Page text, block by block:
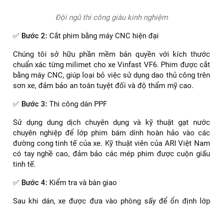
Đội ngũ thi công giàu kinh nghiệm
✅ Bước 2:Cắt phim bằng máy CNC hiện đại
chuẩn xác từng milimet cho xe Vinfast VF6. Phim được cắt
bằng máy CNC, giúp loại bỏ việc sử dụng dao thủ công trên